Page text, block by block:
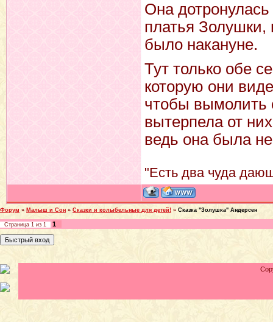
Она
платья
было накануне.
Тут только обе
которую они
чтобы вымолить
вытерпела от
ведь она была
"Есть два чуда
Форум » Малыш и Сон » Сказки и колыбельные для детей! » Сказка "Золушка" Андерсен
Страница 1 из 1 1